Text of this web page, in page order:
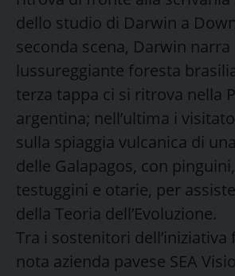
dello studio di Darwin a
seconda scena, Darwin narra
lussureggiante foresta
terza tappa ci si ritrova nella
argentina; nell’ultima i
sulla spiaggia vulcanica di
delle Galapagos, con
testuggini e otarie, per
della Teoria dell’Evoluzione.
Tra i sostenitori dell’iniziativa
nota azienda pavese SEA